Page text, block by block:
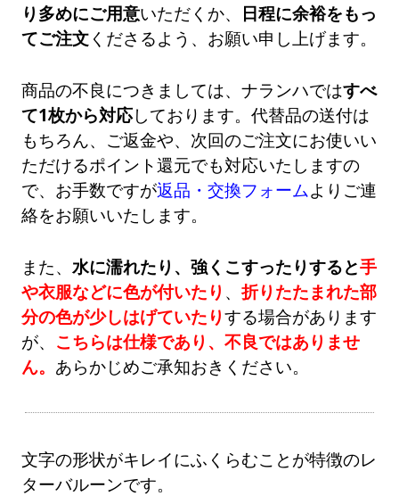
り多めにご用意いただくか、
日程に余裕をもっ
てご注文 くださるよう、お願い申し上げます。
商品の不良につきましては、ナランハではすべ
て1枚から対応しております。代替品の送付は
もちろん、ご返金や、次回のご注文にお使いい
ただけるポイント還元でも対応いたしますの
で、お手数ですが返品・交換フォームよりご連
絡をお願いいたします。
また、水に濡れたり、強くこすったりすると手
や衣服などに色が付いたり 、折りたたまれた部
分の色が少しはげていたりする場合があります
が、 こちらは仕様であり、不良ではありませ
ん。 あらかじめご承知おきください。
文字の形状がキレイにふくらむことが特徴のレ
ターバルーンです。